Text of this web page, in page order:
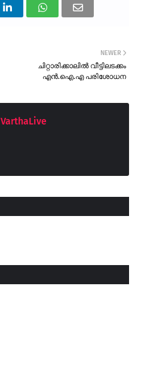
NEWER
ചിറ്റാരിക്കാലിൽ വീട്ടിലടക്കം
എൻ.ഐ.എ പരിശോധന
VarthaLive